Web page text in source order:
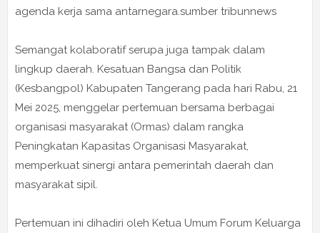
agenda kerja sama antarnegara.sumber tribunnews
Semangat kolaboratif serupa juga tampak dalam
lingkup daerah. Kesatuan Bangsa dan Politik
(Kesbangpol) Kabupaten Tangerang pada hari Rabu, 21
Mei 2025, menggelar pertemuan bersama berbagai
organisasi masyarakat (Ormas) dalam rangka
Peningkatan Kapasitas Organisasi Masyarakat,
memperkuat sinergi antara pemerintah daerah dan
masyarakat sipil.
Pertemuan ini dihadiri oleh Ketua Umum Forum Keluarga